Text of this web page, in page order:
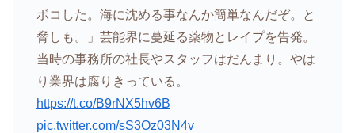
ボコした。海に沈める事なんか簡単なんだぞ。と
脅しも。」芸能界に蔓延る薬物とレイプを告発。
当時の事務所の社長やスタッフはだんまり。やは
り業界は腐りきっている。
https://t.co/B9rNX5hv6B
pic.twitter.com/sS3Oz03N4v